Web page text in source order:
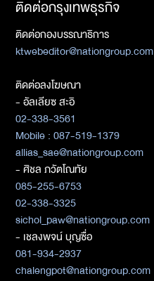
ติดต่อกรุงเทพธุรกิจ
ติดต่อกองบรรณาธิการ
ktwebeditor@nationgroup.com
ติดต่อลงโฆษณา
- อัลเลียซ สะอิ
02-338-3561
Mobile : 087-519-1379
allias_sae@nationgroup.com
- ศิชล ภวัตโณทัย
085-255-6753
02-338-3325
sichol_paw@nationgroup.com
- เชลงพจน์ บุญซื่อ
081-934-2937
chalengpot@nationgroup.com